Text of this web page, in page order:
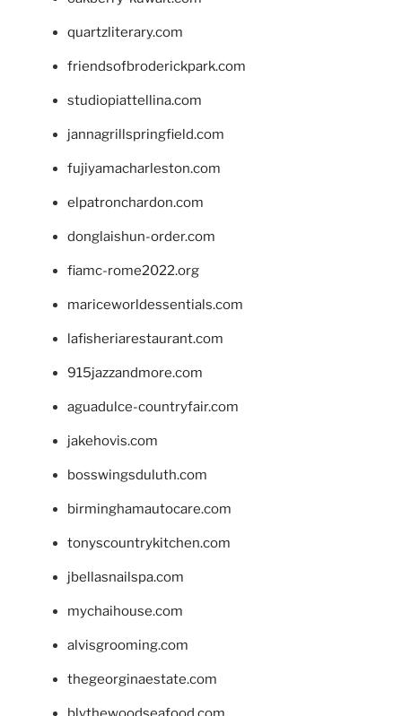
quartzliterary.com
friendsofbroderickpark.com
studiopiattellina.com
jannagrillspringfield.com
fujiyamacharleston.com
elpatronchardon.com
donglaishun-order.com
fiamc-rome2022.org
mariceworldessentials.com
lafisheriarestaurant.com
915jazzandmore.com
aguadulce-countryfair.com
jakehovis.com
bosswingsduluth.com
birminghamautocare.com
tonyscountrykitchen.com
jbellasnailspa.com
mychaihouse.com
alvisgrooming.com
thegeorginaestate.com